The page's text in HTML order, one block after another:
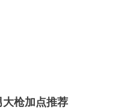
大枪加点推荐